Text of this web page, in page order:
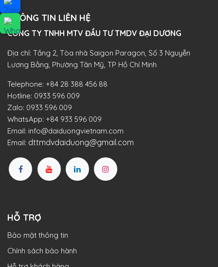
THÔNG TIN LIÊN HỆ
CÔNG TY TNHH MTV ĐẦU TƯ TMDV ĐẠI DƯƠNG​
Địa chỉ: Tầng 2, Tòa nhà Saigon Paragon, Số 3 Nguyễn
Lương Bằng, Phường Tân Mỹ, TP Hồ Chí Minh
Telephone: +84 28 388 456 88
Hotline: 0933 596 009
Zalo: 0933 596 009
WhatsApp: +84 933 596 009
Email: info@daiduongvietnam.com
Email: dttmdvdaiduong@gmail.com
HỖ TRỢ
Bảo mật thông tin
Chính sách bảo hành